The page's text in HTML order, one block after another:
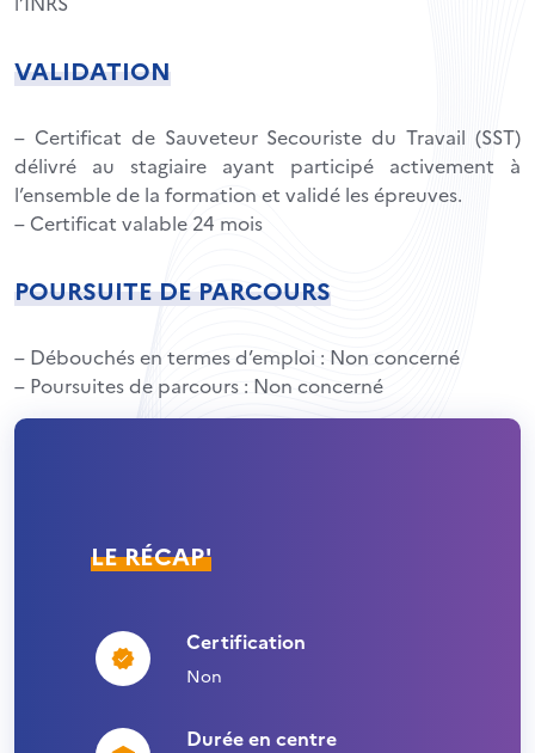
VALIDATION
– Certificat de Sauveteur Secouriste du Travail (SST)
délivré au stagiaire ayant participé activement à
l’ensemble de la formation et validé les épreuves.
– Certificat valable 24 mois
POURSUITE DE PARCOURS
– Débouchés en termes d’emploi : Non concerné
– Poursuites de parcours : Non concerné
LE RÉCAP'
Certification
Non
Durée en centre